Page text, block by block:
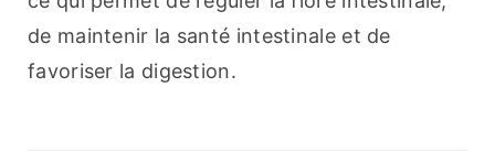
de maintenir la santé intestinale et de
favoriser la digestion.